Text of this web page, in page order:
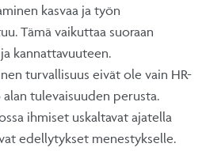
kasvaa ja työn
Tämä vaikuttaa suoraan
kannattavuuteen.
turvallisuus eivät ole vain HR-
tulevaisuuden perusta.
ihmiset uskaltavat ajatella
edellytykset menestykselle.